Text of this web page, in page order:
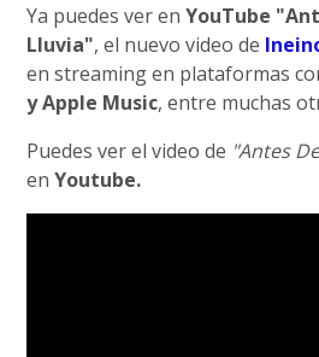
Ya puedes ver enYouTube
Lluvia", el nuevo video de
en streaming en plataformas
y Apple Music, entre muchas
Puedes ver el video de "Antes
enYoutube.